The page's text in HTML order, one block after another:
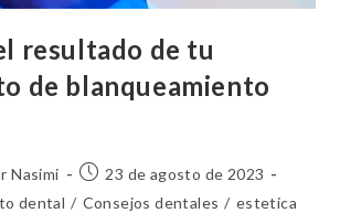
resultado de tu
de blanqueamiento
Nasimi
23 de agosto de 2023
dental / Consejos dentales / estetica